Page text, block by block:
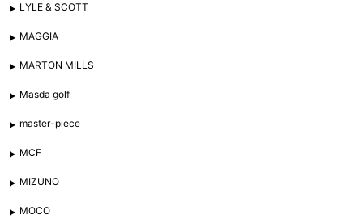
LYLE & SCOTT
MAGGIA
MARTON MILLS
Masda golf
master-piece
MCF
MIZUNO
MOCO